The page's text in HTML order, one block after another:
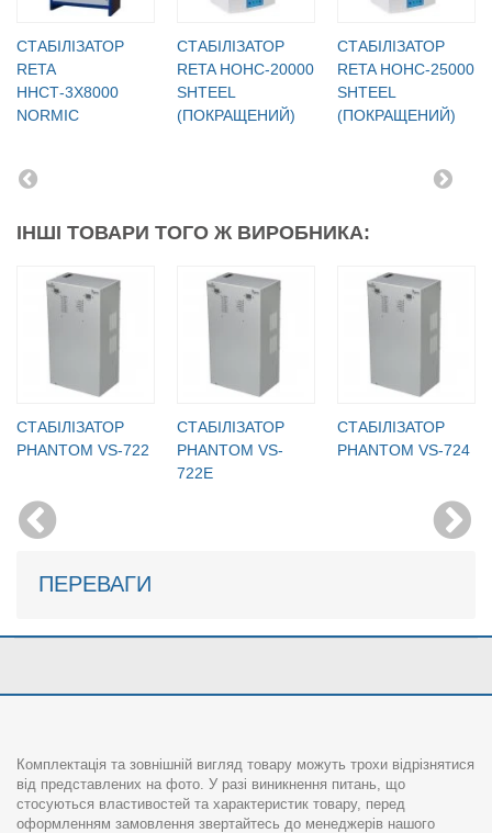
СТАБІЛІЗАТОР
RETA
ННСТ-3X8000
NORMIC
СТАБІЛІЗАТОР
RETA НОНС-20000
SHTEEL
(ПОКРАЩЕНИЙ)
СТАБІЛІЗАТОР
RETA НОНС-25000
SHTEEL
(ПОКРАЩЕНИЙ)
ІНШІ ТОВАРИ ТОГО Ж ВИРОБНИКА:
СТАБІЛІЗАТОР
PHANTOM VS-722
СТАБІЛІЗАТОР
PHANTOM VS-
722E
СТАБІЛІЗАТОР
PHANTOM VS-724
ПЕРЕВАГИ
Комплектація та зовнішній вигляд товару можуть трохи відрізнятися
від представлених на фото. У разі виникнення питань, що
стосуються властивостей та характеристик товару, перед
оформленням замовлення звертайтесь до менеджерів нашого